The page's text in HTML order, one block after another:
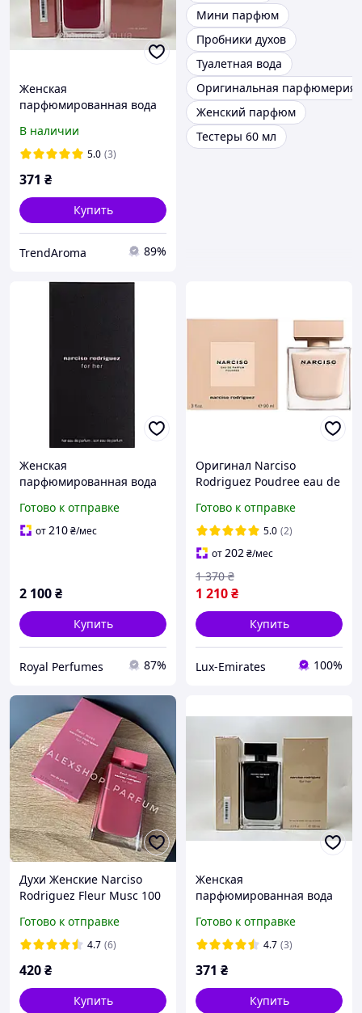
Женская
парфюмированная вода
100 мл
В наличии
5.0 (3)
371 ₴
Купить
TrendAroma 89%
Мини парфюм
Пробники духов
Туалетная вода
Оригинальная парфюмерия
Женский парфюм
Тестеры 60 мл
Женская
парфюмированная вода
100 мл
Готово к отправке
от210₴/мес
2 100₴
Купить
Royal Perfumes 87%
Оригинал Narciso
Rodriguez Poudree eau de
Нарцисо Родрігес пудре
пудри парфюмированная
вода
Готово к отправке
5.0 (2)
от202₴/мес
1 210₴
1 370 ₴
Купить
Lux-Emirates 100%
Духи Женские Narciso
Rodriguez Fleur Musc 100
Флер Муск 100 мл
Готово к отправке
4.7 (6)
420₴
Купить
Женская
парфюмированная вода
Narciso Rodriguez
(Нарцисо Родригес) 100
Готово к отправке
4.7 (3)
371 ₴
Купить